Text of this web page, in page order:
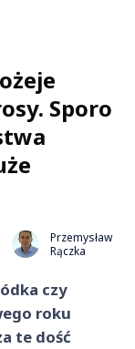
Sporo
Przemysław
Rączka
czy
roku
te dość